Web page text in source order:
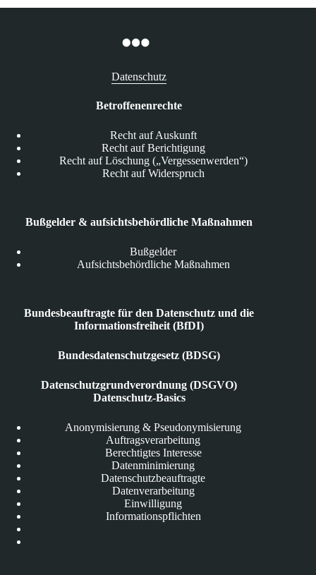
Datenschutz
Betroffenenrechte
Recht auf Auskunft
Recht auf Berichtigung
Recht auf Löschung („Vergessenwerden“)
Recht auf Widerspruch
Bußgelder & aufsichtsbehördliche Maßnahmen
Bußgelder
Aufsichtsbehördliche Maßnahmen
Bundesbeauftragte für den Datenschutz und die
Informationsfreiheit (BfDI)
Bundesdatenschutzgesetz (BDSG)
Datenschutzgrundverordnung (DSGVO)
Datenschutz-Basics
Anonymisierung & Pseudonymisierung
Auftragsverarbeitung
Berechtigtes Interesse
Datenminimierung
Datenschutzbeauftragte
Datenverarbeitung
Einwilligung
Informationspflichten